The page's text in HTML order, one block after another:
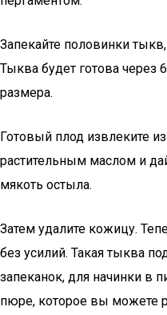
Запекайте половинки
Тыква будет готова через
размера.
Готовый плод извлеките
растительным маслом и
мякоть остыла.
Затем удалите кожицу.
без усилий. Такая тыква
запеканок, для начинки в
пюре, которое вы можете